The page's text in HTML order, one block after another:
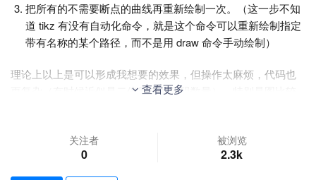
把所有的不需要断点的曲线再重新绘制一次。（这一步不知
道 tikz 有没有自动化命令，就是这个命令可以重新绘制指定
带有名称的某个路径，而不是用 draw 命令手动绘制）
理论上以上是可以形成我想要的效果，但操作太麻烦，代码也
更复杂（有时候近似是二倍原来的代码数量），特别是图比较
我考虑过用 foreach 实现，这个有可能可以，但我目前还没做
查看更多
关注者
0
被浏览
2.3k